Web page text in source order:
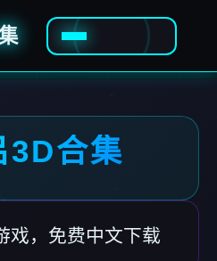
3D合集
戏，免费中文下载